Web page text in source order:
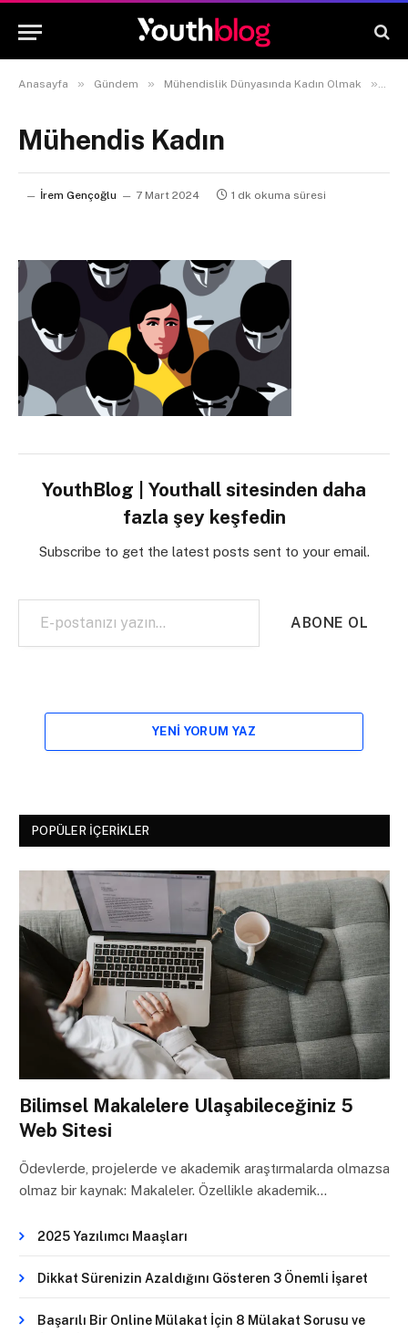
Anasayfa » Gündem » Mühendislik Dünyasında Kadın Olmak »
Mühendis Kadın
İrem Gençoğlu 7 Mart 2024 1 dk okuma süresi
YouthBlog | Youthall sitesinden daha
fazla şey keşfedin
Subscribe to get the latest posts sent to your email.
E-postanızı yazın…
ABONE OL
YENI YORUM YAZ
POPÜLER İÇERIKLER
Bilimsel Makalelere Ulaşabileceğiniz 5
Web Sitesi
Ödevlerde, projelerde ve akademik araştırmalarda olmazsa
olmaz bir kaynak: Makaleler. Özellikle akademik…
2025 Yazılımcı Maaşları
Dikkat Sürenizin Azaldığını Gösteren 3 Önemli İşaret
Başarılı Bir Online Mülakat İçin 8 Mülakat Sorusu ve